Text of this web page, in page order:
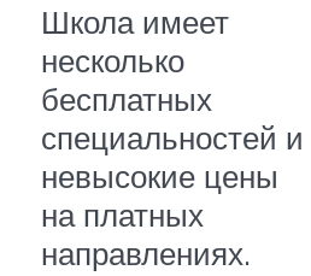
Школа имеет
несколько
бесплатных
специальностей и
невысокие цены
на платных
направлениях.